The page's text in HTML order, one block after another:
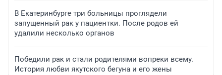
В Екатеринбурге три больницы проглядели
запущенный рак у пациентки. После родов ей
удалили несколько органов
Победили рак и стали родителями вопреки всему.
История любви якутского бегуна и его жены